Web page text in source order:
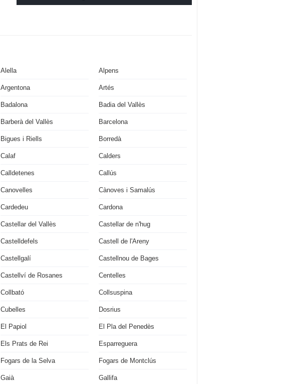
Alella Alpens
Argentona Artés
Badalona Badia del Vallès
Barberà del Vallès Barcelona
Bigues i Riells Borredà
Calaf Calders
Calldetenes Callús
Canovelles Cànoves i Samalús
Cardedeu Cardona
Castellar del Vallès Castellar de n'hug
Castelldefels Castell de l'Areny
Castellgalí Castellnou de Bages
Castellví de Rosanes Centelles
Collbató Collsuspina
Cubelles Dosrius
El Papiol El Pla del Penedès
Els Prats de Rei Esparreguera
Fogars de la Selva Fogars de Montclús
Gaià Gallifa